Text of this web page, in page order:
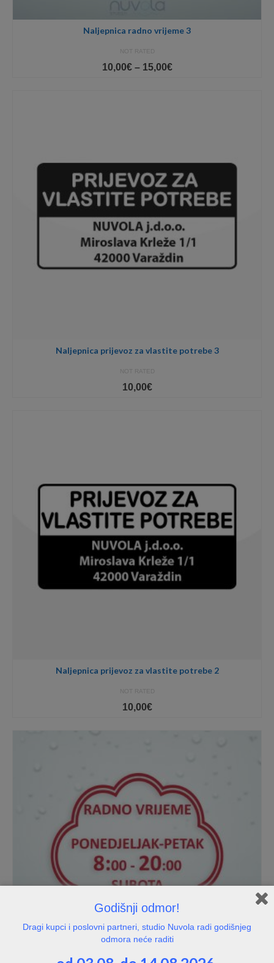
Naljepnica radno vrijeme 3
NOT RATED
10,00€ – 15,00€Price
Naljepnica prijevoz za vlastite potrebe 3
NOT RATED
10,00€
Naljepnica prijevoz za vlastite potrebe 2
NOT RATED
10,00€
Godišnji odmor!
Dragi kupci i poslovni partneri, studio Nuvola radi godišnjeg
odmora neće raditi